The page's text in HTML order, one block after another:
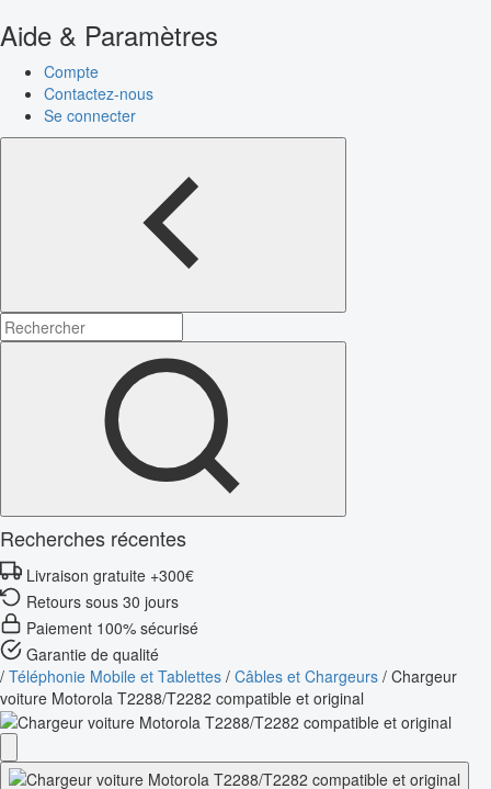
Aide & Paramètres
Compte
Contactez-nous
Se connecter
Recherches récentes
Livraison gratuite +300€
Retours sous 30 jours
Paiement 100% sécurisé
Garantie de qualité
/ Téléphonie Mobile et Tablettes / Câbles et Chargeurs / Chargeur
voiture Motorola T2288/T2282 compatible et original